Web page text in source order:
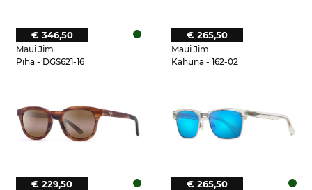
Maui Jim
Piha - DGS621-16
€ 346,50
Maui Jim
Kahuna - 162-02
€ 265,50
€ 229,50 € 265,50